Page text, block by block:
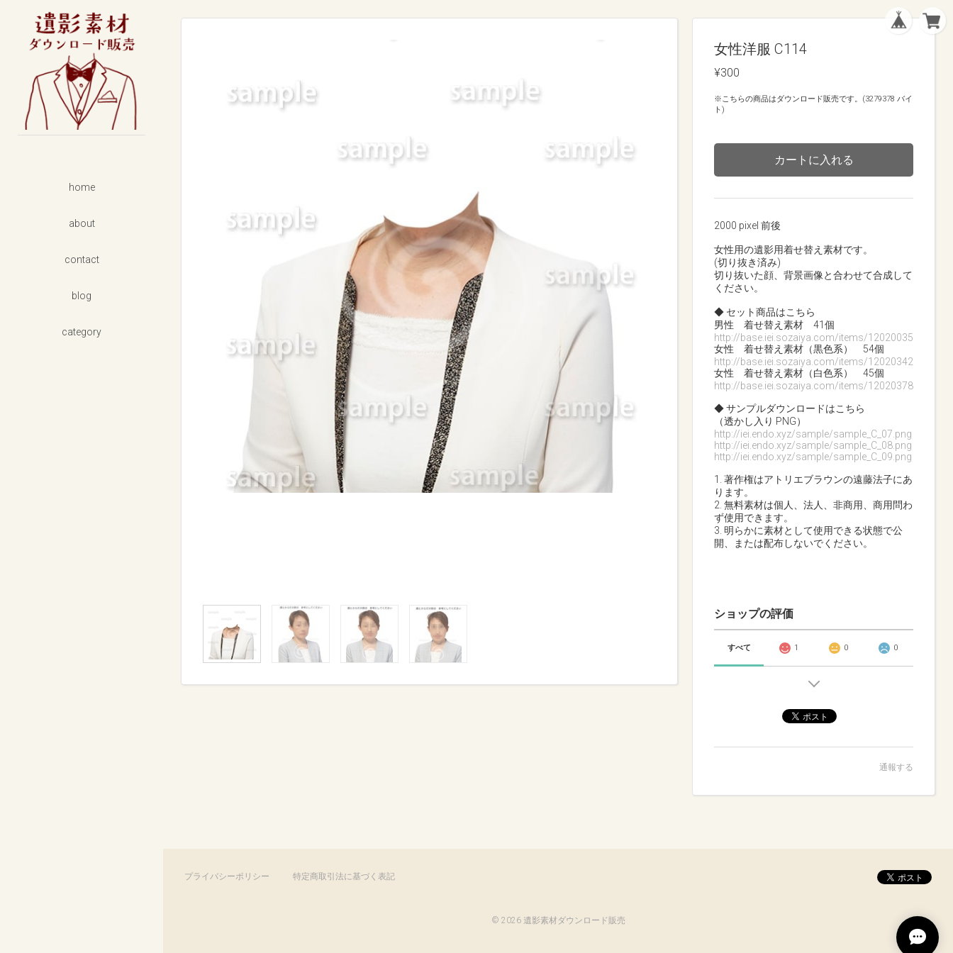
home
about
contact
blog
category
女性洋服 C114
¥300
※こちらの商品はダウンロード販売です。(3279378 バイ
ト)
カートに入れる
2000 pixel 前後
女性用の遺影用着せ替え素材です。
(切り抜き済み)
切り抜いた顔、背景画像と合わせて合成して
ください。
◆ セット商品はこちら
男性 着せ替え素材 41個
http://base.iei.sozaiya.com/items/12020035
女性 着せ替え素材（黒色系） 54個
http://base.iei.sozaiya.com/items/12020342
女性 着せ替え素材（白色系） 45個
http://base.iei.sozaiya.com/items/12020378
◆ サンプルダウンロードはこちら
（透かし入り PNG）
http://iei.endo.xyz/sample/sample_C_07.png
http://iei.endo.xyz/sample/sample_C_08.png
http://iei.endo.xyz/sample/sample_C_09.png
1. 著作権はアトリエブラウンの遠藤法子にあ
ります。
2. 無料素材は個人、法人、非商用、商用問わ
ず使用できます。
3. 明らかに素材として使用できる状態で公
開、または配布しないでください。
ショップの評価
すべて 1 0 0
通報する
プライバシーポリシー 特定商取引法に基づく表記
© 2026 遺影素材ダウンロード販売